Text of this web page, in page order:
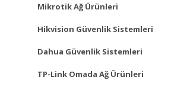
Mikrotik Ağ Ürünleri
Hikvision Güvenlik Sistemleri
Dahua Güvenlik Sistemleri
TP-Link Omada Ağ Ürünleri